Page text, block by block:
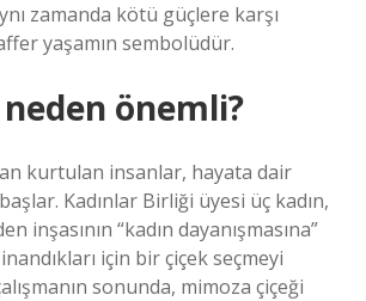
zamanda kötü güçlere karşı
yaşamın sembolüdür.
önemli?
kurtulan insanlar, hayata dair
Kadınlar Birliği üyesi üç kadın,
inşasının “kadın dayanışmasına”
için bir çiçek seçmeyi
sonunda, mimoza çiçeği